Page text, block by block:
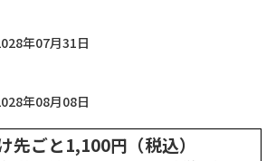
年07月31日
年08月08日
先ごと1,100円（税込）